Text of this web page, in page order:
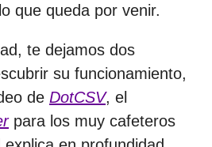
que queda por venir.
te dejamos dos
su funcionamiento,
de DotCSV, el
para los muy cafeteros